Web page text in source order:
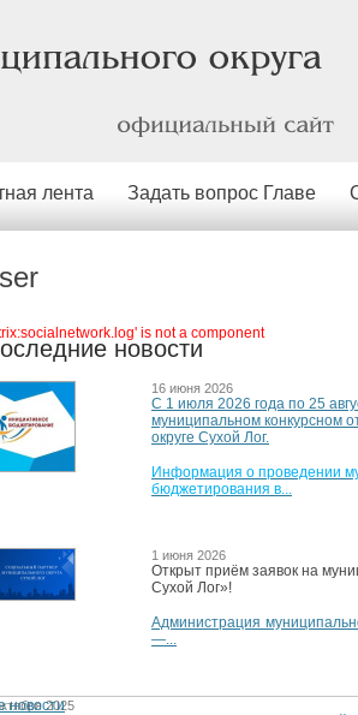
лента Задать вопрос Главе
is not a component
новости
16 июня 2026
С 1 июля 2026 года по 25
муниципальном конкурсном
округе Сухой Лог.
Информация о проведении
бюджетирования в...
1 июня 2026
Открыт приём заявок на
Сухой Лог»!
Администрация
—...
2025
новости